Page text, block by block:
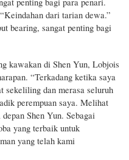
dari tarian dewa.”
bearing, sangat penting bagi
kawakan di Shen Yun, Lobjois
“Terkadang ketika saya
sekeliling dan merasa seluruh
perempuan saya. Melihat
Shen Yun. Sebagai
yang terbaik untuk
yang telah kami